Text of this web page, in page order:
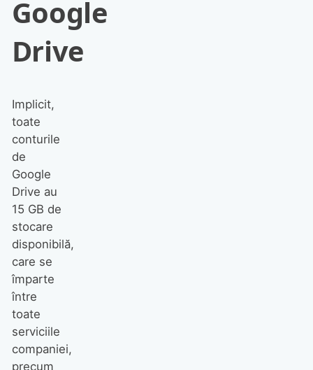
Google
Drive
Implicit,
toate
conturile
de
Google
Drive au
15 GB de
stocare
disponibilă,
care se
împarte
între
toate
serviciile
companiei,
precum